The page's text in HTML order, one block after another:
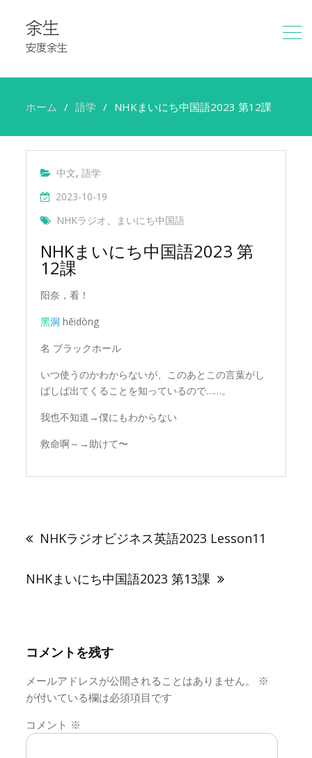
余生
安度余生
ホーム 語学 NHKまいにち中国語2023 第12課
中文,語学
2023-10-19
NHKラジオ、 まいにち中国語
NHKまいにち中国語2023 第
12課
阳奈，看！
黑洞 hēidòng
名 ブラックホール
いつ使うのかわからないが、このあとこの言葉がし
ばしば出てくることを知っているので……。
我也不知道→僕にもわからない
救命啊～→助けて〜
ナ
ゲ
ン
NHKラジオビジネス英語2023 Lesson11
NHKまいにち中国語2023 第13課
コメントを残す
メールアドレスが公開されることはありません。
※
が付いている欄は必須項目です
コメント ※